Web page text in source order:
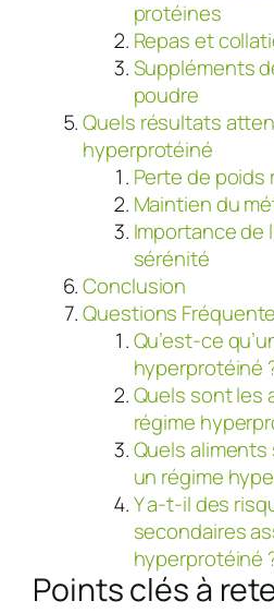
protéines
Repas et
Suppléments
poudre
Quels résultats
hyperprotéiné
Perte de poids
Maintien du
Importance de
sérénité
Conclusion
Questions
Qu’est-ce
hyperprotéiné
Quels sont les
régime
Quels
un régime
Y a-t-il des
secondaires
hyperprotéiné
Points clés à